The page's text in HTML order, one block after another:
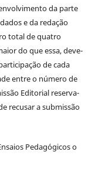
da parte
e da redação
total de quatro
do que essa, deve-
de cada
entre o número de
Editorial reserva-
recusar a submissão
Pedagógicos o